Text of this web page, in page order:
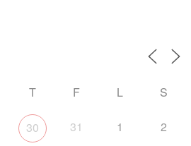
T F L S
30 31 1 2